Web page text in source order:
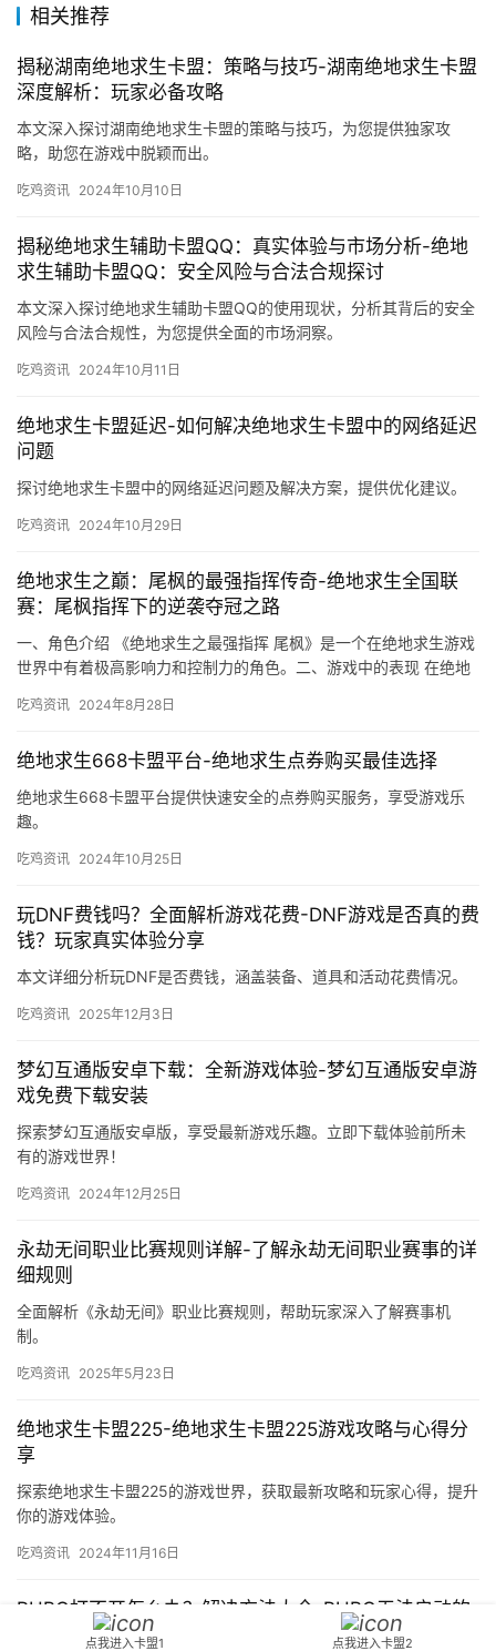
相关推荐
揭秘湖南绝地求生卡盟：策略与技巧-湖南绝地求生卡盟
深度解析：玩家必备攻略
本文深入探讨湖南绝地求生卡盟的策略与技巧，为您提供独家攻
略，助您在游戏中脱颖而出。
吃鸡资讯 2024年10月10日
揭秘绝地求生辅助卡盟QQ：真实体验与市场分析-绝地
求生辅助卡盟QQ：安全风险与合法合规探讨
本文深入探讨绝地求生辅助卡盟QQ的使用现状，分析其背后的安全
风险与合法合规性，为您提供全面的市场洞察。
吃鸡资讯 2024年10月11日
绝地求生卡盟延迟-如何解决绝地求生卡盟中的网络延迟
问题
探讨绝地求生卡盟中的网络延迟问题及解决方案，提供优化建议。
吃鸡资讯 2024年10月29日
绝地求生之巅：尾枫的最强指挥传奇-绝地求生全国联
赛：尾枫指挥下的逆袭夺冠之路
一、角色介绍 《绝地求生之最强指挥 尾枫》是一个在绝地求生游戏
世界中有着极高影响力和控制力的角色。二、游戏中的表现 在绝地
吃鸡资讯 2024年8月28日
绝地求生668卡盟平台-绝地求生点券购买最佳选择
绝地求生668卡盟平台提供快速安全的点券购买服务，享受游戏乐
趣。
吃鸡资讯 2024年10月25日
玩DNF费钱吗？全面解析游戏花费-DNF游戏是否真的费
钱？玩家真实体验分享
本文详细分析玩DNF是否费钱，涵盖装备、道具和活动花费情况。
吃鸡资讯 2025年12月3日
梦幻互通版安卓下载：全新游戏体验-梦幻互通版安卓游
戏免费下载安装
探索梦幻互通版安卓版，享受最新游戏乐趣。立即下载体验前所未
有的游戏世界！
吃鸡资讯 2024年12月25日
永劫无间职业比赛规则详解-了解永劫无间职业赛事的详
细规则
全面解析《永劫无间》职业比赛规则，帮助玩家深入了解赛事机
制。
吃鸡资讯 2025年5月23日
绝地求生卡盟225-绝地求生卡盟225游戏攻略与心得分
享
探索绝地求生卡盟225的游戏世界，获取最新攻略和玩家心得，提升
你的游戏体验。
吃鸡资讯 2024年11月16日
PUBG打不开怎么办？解决方法大全-PUBG无法启动的
常见原因及解决办法
点我进入卡盟1 点我进入卡盟2